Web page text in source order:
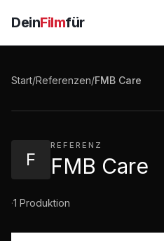
DeinFilmfür
Start/Referenzen/FMB Care
F
REFERENZ
FMB Care
·1 Produktion